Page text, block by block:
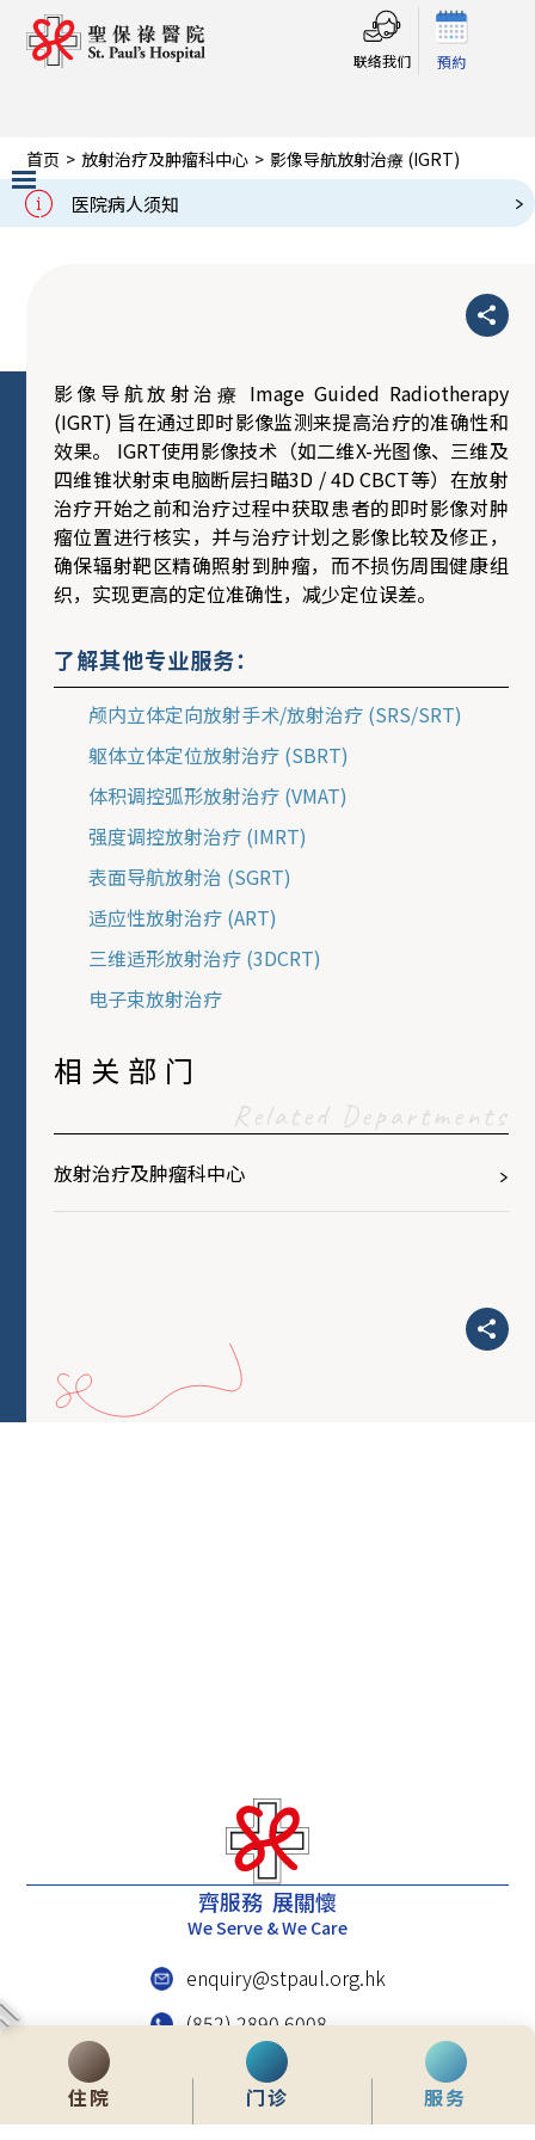
联络我们 預約
医院病人须知
Slide 2 of 3.
首页 > 放射治疗及肿瘤科中心 > 影像导航放射治療 (IGRT)
影像导航放射治療 (IGRT)
影像导航放射治療 Image Guided Radiotherapy
(IGRT) 旨在通过即时影像监测来提高治疗的准确性和
效果。 IGRT使用影像技术（如二维X-光图像、三维及
四维锥状射束电脑断层扫瞄3D / 4D CBCT等）在放射
治疗开始之前和治疗过程中获取患者的即时影像对肿
瘤位置进行核实，并与治疗计划之影像比较及修正，
确保辐射靶区精确照射到肿瘤，而不损伤周围健康组
织，实现更高的定位准确性，减少定位误差。
了解其他专业服务：
颅内立体定向放射手术/放射治疗 (SRS/SRT)
躯体立体定位放射治疗 (SBRT)
体积调控弧形放射治疗 (VMAT)
强度调控放射治疗 (IMRT)
表面导航放射治 (SGRT)
适应性放射治疗 (ART)
三维适形放射治疗 (3DCRT)
电子束放射治疗
相关部门
Related Departments
放射治疗及肿瘤科中心
住院 门诊 服务
齊服務 展關懷
We Serve & We Care
enquiry@stpaul.org.hk
(852) 2890 6008
香港铜锣湾东院道2号